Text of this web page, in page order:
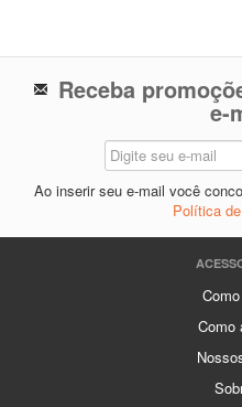
Receba
e-
Ao inserir seu e-mail você
Política
Como